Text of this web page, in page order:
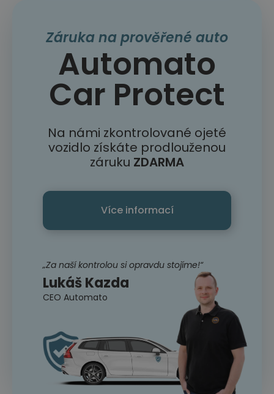
Záruka na prověřené auto
Automato
Car Protect
Na námi zkontrolované ojeté
vozidlo získáte prodlouženou
záruku ZDARMA
Více informací
„Za naší kontrolou si opravdu stojíme!“
Lukáš Kazda
CEO Automato